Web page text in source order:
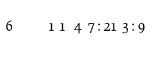
6
1 1 4 7 : 21 3 : 9